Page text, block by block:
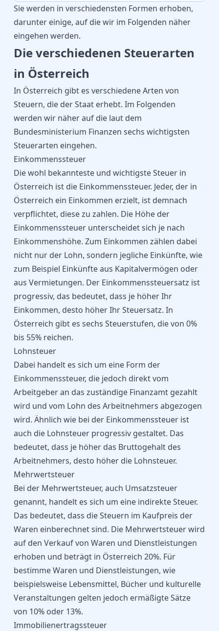
Sie werden in verschiedensten Formen erhoben,
darunter einige, auf die wir im Folgenden näher
eingehen werden.
Die verschiedenen Steuerarten
in Österreich
In Österreich gibt es verschiedene Arten von
Steuern, die der Staat erhebt. Im Folgenden
werden wir näher auf die laut dem
Bundesministerium Finanzen sechs wichtigsten
Steuerarten eingehen.
Einkommenssteuer
Die wohl bekannteste und wichtigste Steuer in
Österreich ist die Einkommenssteuer. Jeder, der in
Österreich ein Einkommen erzielt, ist demnach
verpflichtet, diese zu zahlen. Die Höhe der
Einkommenssteuer unterscheidet sich je nach
Einkommenshöhe. Zum Einkommen zählen dabei
nicht nur der Lohn, sondern jegliche Einkünfte, wie
zum Beispiel Einkünfte aus Kapitalvermögen oder
aus Vermietungen. Der Einkommenssteuersatz ist
progressiv, das bedeutet, dass je höher Ihr
Einkommen, desto höher Ihr Steuersatz. In
Österreich gibt es sechs Steuerstufen, die von 0%
bis 55% reichen.
Lohnsteuer
Dabei handelt es sich um eine Form der
Einkommenssteuer, die jedoch direkt vom
Arbeitgeber an das zuständige Finanzamt gezahlt
wird und vom Lohn des Arbeitnehmers abgezogen
wird. Ähnlich wie bei der Einkommenssteuer ist
auch die Lohnsteuer progressiv gestaltet. Das
bedeutet, dass je höher das Bruttogehalt des
Arbeitnehmers, desto höher die Lohnsteuer.
Mehrwertsteuer
Bei der Mehrwertsteuer, auch Umsatzsteuer
genannt, handelt es sich um eine indirekte Steuer.
Das bedeutet, dass die Steuern im Kaufpreis der
Waren einberechnet sind. Die Mehrwertsteuer wird
auf den Verkauf von Waren und Dienstleistungen
erhoben und beträgt in Österreich 20%. Für
bestimme Waren und Dienstleistungen, wie
beispielsweise Lebensmittel, Bücher und kulturelle
Veranstaltungen gelten jedoch ermäßigte Sätze
von 10% oder 13%.
Immobilienertragssteuer